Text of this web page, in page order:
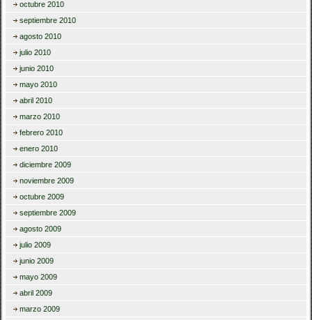
octubre 2010
septiembre 2010
agosto 2010
julio 2010
junio 2010
mayo 2010
abril 2010
marzo 2010
febrero 2010
enero 2010
diciembre 2009
noviembre 2009
octubre 2009
septiembre 2009
agosto 2009
julio 2009
junio 2009
mayo 2009
abril 2009
marzo 2009